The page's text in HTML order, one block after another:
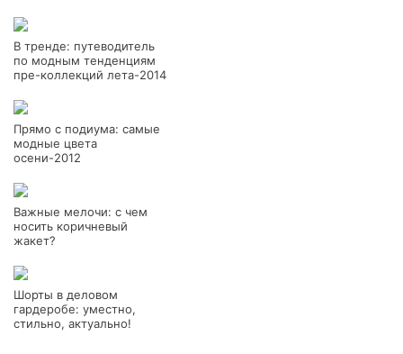
В тренде: путеводитель
по модным тенденциям
пре-коллекций лета-2014
Прямо с подиума: самые
модные цвета
осени-2012
Важные мелочи: с чем
носить коричневый
жакет?
Шорты в деловом
гардеробе: уместно,
стильно, актуально!